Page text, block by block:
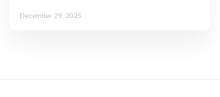
December 29, 2025